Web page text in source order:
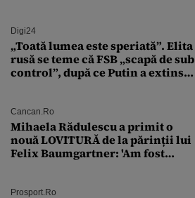
Digi24
„Toată lumea este speriată”. Elita
rusă se teme că FSB „scapă de sub
control”, după ce Putin a extins
Cancan.ro
Mihaela Rădulescu a primit o
nouă LOVITURĂ de la părinții lui
Felix Baumgartner: 'Am fost
Prosport.ro